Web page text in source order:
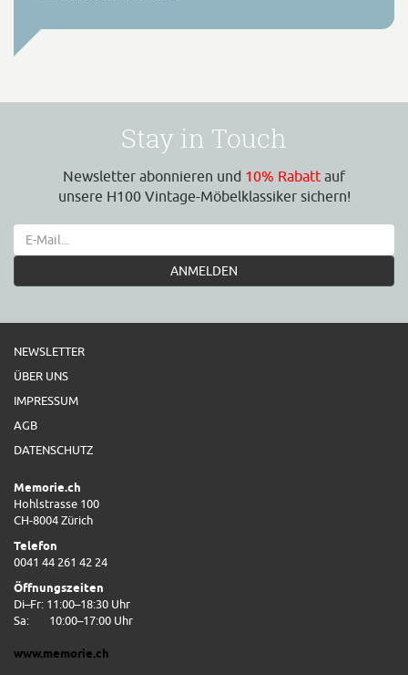
Stay in Touch
Newsletter abonnieren und 10% Rabatt auf
unsere H100 Vintage-Möbelklassiker sichern!
ANMELDEN
NEWSLETTER
ÜBER UNS
IMPRESSUM
AGB
DATENSCHUTZ
Memorie.ch
Hohlstrasse 100
CH-8004 Zürich
Telefon
0041 44 261 42 24
Öffnungszeiten
Di–Fr: 11:00–18:30 Uhr
Sa:
10:00–17:00 Uhr
www.memorie.ch